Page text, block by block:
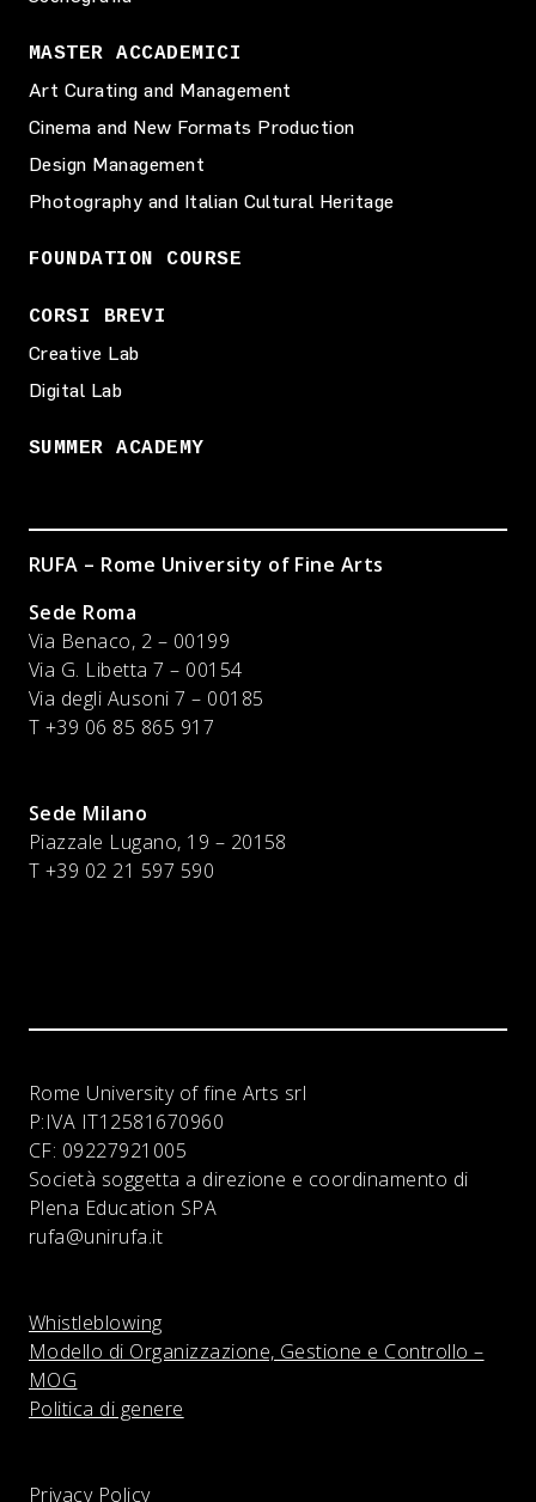
MASTER ACCADEMICI
Art Curating and Management
Cinema and New Formats Production
Design Management
Photography and Italian Cultural Heritage
FOUNDATION COURSE
CORSI BREVI
Creative Lab
Digital Lab
SUMMER ACADEMY
RUFA – Rome University of Fine Arts
Sede Roma
Via Benaco, 2 – 00199
Via G. Libetta 7 – 00154
Via degli Ausoni 7 – 00185
T +39 06 85 865 917
Sede Milano
Piazzale Lugano, 19 – 20158
T +39 02 21 597 590
Rome University of fine Arts srl
P:IVA IT12581670960
CF: 09227921005
Società soggetta a direzione e coordinamento di
Plena Education SPA
rufa@unirufa.it
Whistleblowing
Modello di Organizzazione, Gestione e Controllo –
MOG
Politica di genere
Privacy Policy